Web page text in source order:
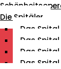
Die Spitäler
Das
Das
Das
Das